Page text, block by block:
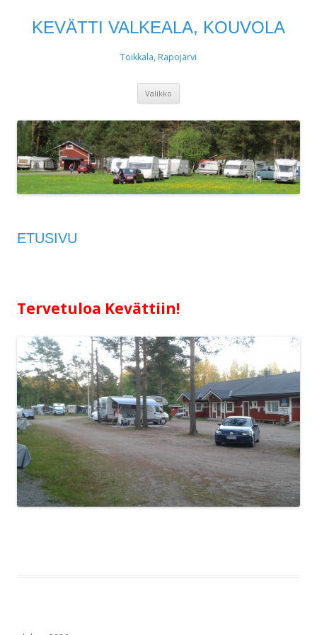
KEVÄTTI VALKEALA, KOUVOLA
Toikkala, Rapojärvi
Valikko
ETUSIVU
Tervetuloa Kevättiin!